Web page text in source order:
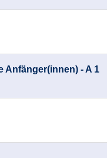
Anfänger(innen) - A 1